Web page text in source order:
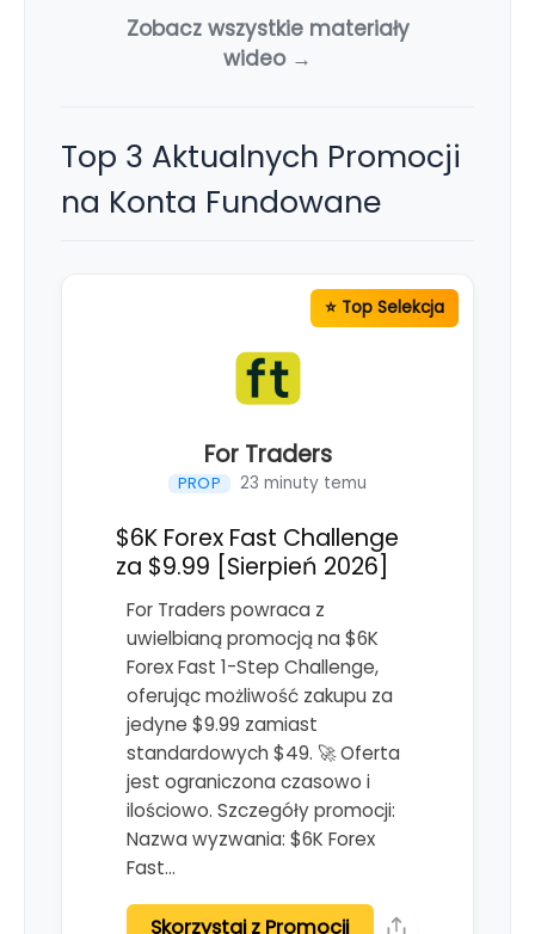
Zobacz wszystkie materiały
wideo →
Top 3 Aktualnych Promocji
na Konta Fundowane
For Traders
PROP 23 minuty temu
$6K Forex Fast Challenge
za $9.99 [Sierpień 2026]
For Traders powraca z
uwielbianą promocją na $6K
Forex Fast 1-Step Challenge,
oferując możliwość zakupu za
jedyne $9.99 zamiast
standardowych $49. 🚀 Oferta
jest ograniczona czasowo i
ilościowo. Szczegóły promocji:
Nazwa wyzwania: $6K Forex
Fast…
Skorzystaj z Promocji